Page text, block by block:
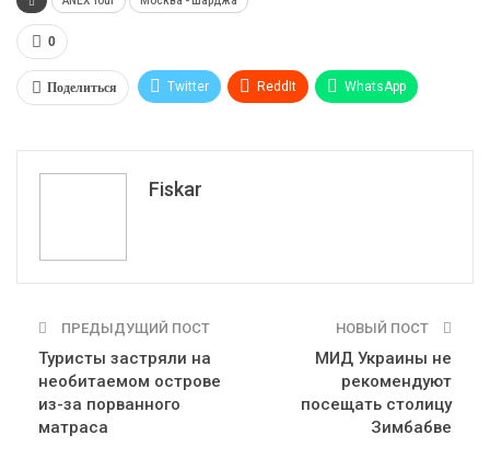
0
Поделиться Twitter ReddIt WhatsApp
Fiskar
ПРЕДЫДУЩИЙ ПОСТ
Туристы застряли на
необитаемом острове
из-за порванного
матраса
НОВЫЙ ПОСТ
МИД Украины не
рекомендуют
посещать столицу
Зимбабве